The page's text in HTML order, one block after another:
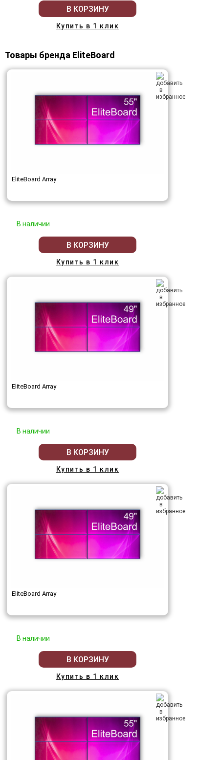
В КОРЗИНУ
Купить в 1 клик
Товары бренда EliteBoard
EliteBoard Array
В наличии
В КОРЗИНУ
Купить в 1 клик
EliteBoard Array
В наличии
В КОРЗИНУ
Купить в 1 клик
EliteBoard Array
В наличии
В КОРЗИНУ
Купить в 1 клик